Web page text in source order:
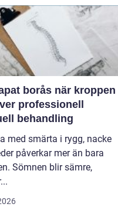
när kroppen
professionell
behandling
med smärta i rygg, nacke
påverkar mer än bara
Sömnen blir sämre,